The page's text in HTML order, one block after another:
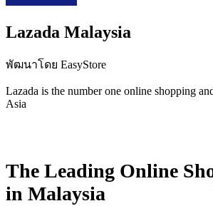
Lazada Malaysia
พัฒนาโดย EasyStore
Lazada is the number one online shopping
Asia
The Leading Online
in Malaysia